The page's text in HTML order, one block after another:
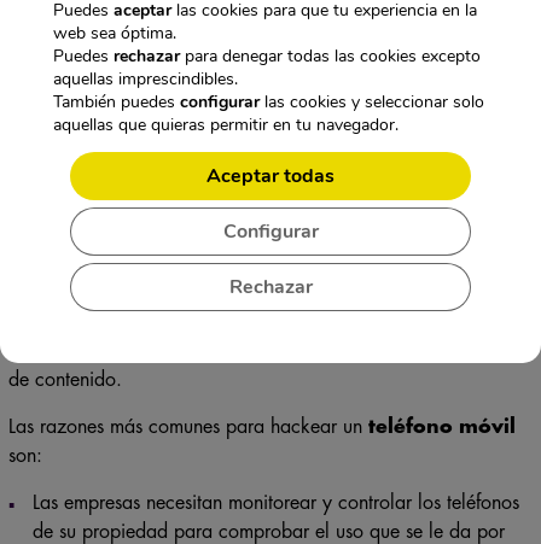
cracking o el hackeoes un término utilizado para
referirse a personas que vulneran la seguridad de un dispositivo
de manera ilícita. Es una forma de espiar cualquier
teléfono
de contenido.
Las razones más comunes para hackear un teléfono móvil
son:
Las empresas necesitan monitorear y controlar los teléfonos
de su propiedad para comprobar el uso que se le da por
Puedes aceptarlas cookies para que tu experiencia en la
web sea óptima.
Puedes rechazarpara denegar todas las cookies excepto
aquellas imprescindibles.
También puedes configurarlas cookies y seleccionar solo
aquellas que quieras permitir en tu navegador.
Aceptar todas
Rechazar
Configurar